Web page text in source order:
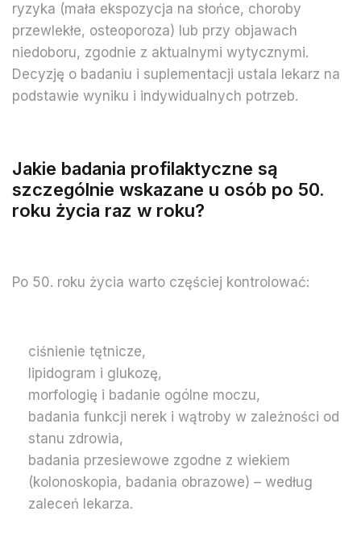
ryzyka (mała ekspozycja na słońce, choroby
przewlekłe, osteoporoza) lub przy objawach
niedoboru, zgodnie z aktualnymi wytycznymi.
Decyzję o badaniu i suplementacji ustala lekarz na
podstawie wyniku i indywidualnych potrzeb.
Jakie badania profilaktyczne są
szczególnie wskazane u osób po 50.
roku życia raz w roku?
Po 50. roku życia warto częściej kontrolować:
ciśnienie tętnicze,
lipidogram i glukozę,
morfologię i badanie ogólne moczu,
badania funkcji nerek i wątroby w zależności od
stanu zdrowia,
badania przesiewowe zgodne z wiekiem
(kolonoskopia, badania obrazowe) – według
zaleceń lekarza.